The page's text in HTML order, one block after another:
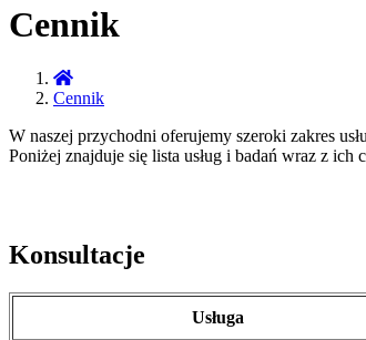
Cennik
Cennik
W naszej przychodni oferujemy szeroki zakres
Poniżej znajduje się lista usług i badań wraz z ich
Konsultacje
Usługa